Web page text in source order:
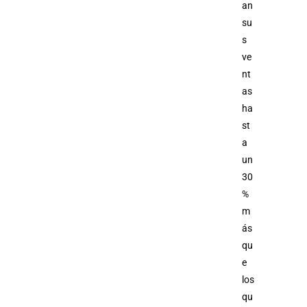
an
su
s
ve
nt
as
ha
st
a
un
30
%
m
ás
qu
e
los
qu